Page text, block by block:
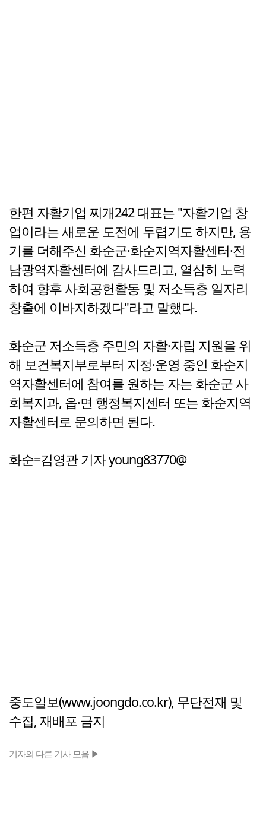
한편 자활기업 찌개242 대표는 "자활기업 창
업이라는 새로운 도전에 두렵기도 하지만, 용
기를 더해주신 화순군·화순지역자활센터·전
남광역자활센터에 감사드리고, 열심히 노력
하여 향후 사회공헌활동 및 저소득층 일자리
창출에 이바지하겠다"라고 말했다.
화순군 저소득층 주민의 자활·자립 지원을 위
해 보건복지부로부터 지정·운영 중인 화순지
역자활센터에 참여를 원하는 자는 화순군 사
회복지과, 읍·면 행정복지센터 또는 화순지역
자활센터로 문의하면 된다.
화순=김영관 기자 young83770@
중도일보(www.joongdo.co.kr), 무단전재 및
수집, 재배포 금지
기자의 다른 기사 모음 ▶